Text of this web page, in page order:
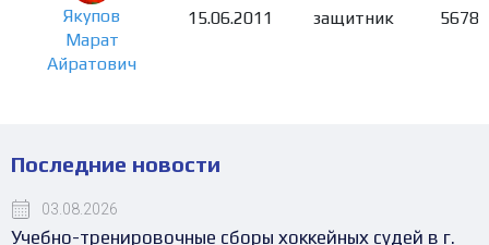
Якупов
Марат
Айратович
15.06.2011 защитник 5678
Последние новости
03.08.2026
Учебно-тренировочные сборы хоккейных судей в г.